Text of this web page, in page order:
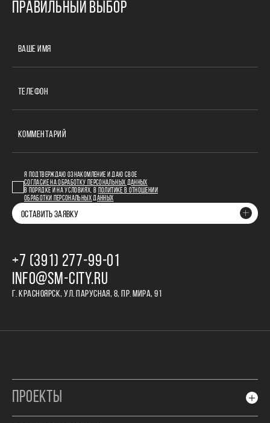
ПРАВИЛЬНЫЙ ВЫБОР
ВАШЕ ИМЯ
ТЕЛЕФОН
КОММЕНТАРИЙ
Я ПОДТВЕРЖДАЮ ОЗНАКОМЛЕНИЕ И ДАЮ СВОЕ
СОГЛАСИЕ НА ОБРАБОТКУ ПЕРСОНАЛЬНЫХ ДАННЫХ
В ПОРЯДКЕ И НА УСЛОВИЯХ, В
ПОЛИТИКЕ В ОТНОШЕНИИ
ОБРАБОТКИ ПЕРСОНАЛЬНЫХ ДАННЫХ
ОСТАВИТЬ ЗАЯВКУ
+7 (391) 277‒99‒01
INFO@SM-CITY.RU
Г. КРАСНОЯРСК, УЛ. ПАРУСНАЯ, 8, ПР. МИРА, 91
ПРОЕКТЫ